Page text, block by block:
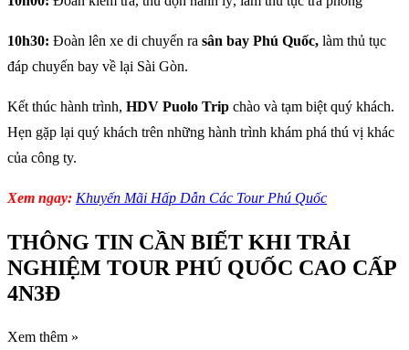
10h30: Đoàn lên xe di chuyển ra sân bay Phú Quốc, làm thủ tục
đáp chuyến bay về lại Sài Gòn.
Kết thúc hành trình, HDV Puolo Trip chào và tạm biệt quý khách.
Hẹn gặp lại quý khách trên những hành trình khám phá thú vị khác
của công ty.
Xem ngay: Khuyến Mãi Hấp Dẫn Các Tour Phú Quốc
THÔNG TIN CẦN BIẾT KHI TRẢI
NGHIỆM TOUR PHÚ QUỐC CAO CẤP
4N3Đ
Xem thêm »